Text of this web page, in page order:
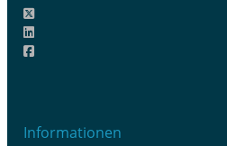
Informationen